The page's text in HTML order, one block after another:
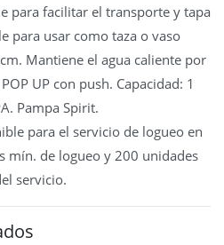
para facilitar el transporte y tapa
para usar como taza o vaso
Mantiene el agua caliente por
UP con push. Capacidad: 1
Pampa Spirit.
para el servicio de logueo en
mín. de logueo y 200 unidades
servicio.